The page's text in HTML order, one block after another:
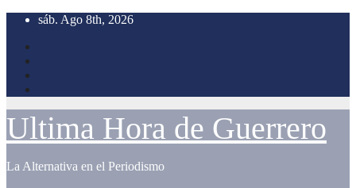
Saltar
contenido
sáb. Ago 8th, 2026
Ultima Hora de Guerrero
La Alternativa en el Periodismo